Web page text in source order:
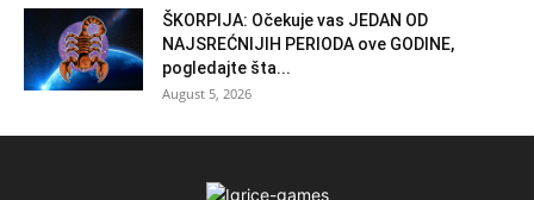
ŠKORPIJA: Očekuje vas JEDAN OD
NAJSREĆNIJIH PERIODA ove GODINE,
pogledajte šta...
August 5, 2026